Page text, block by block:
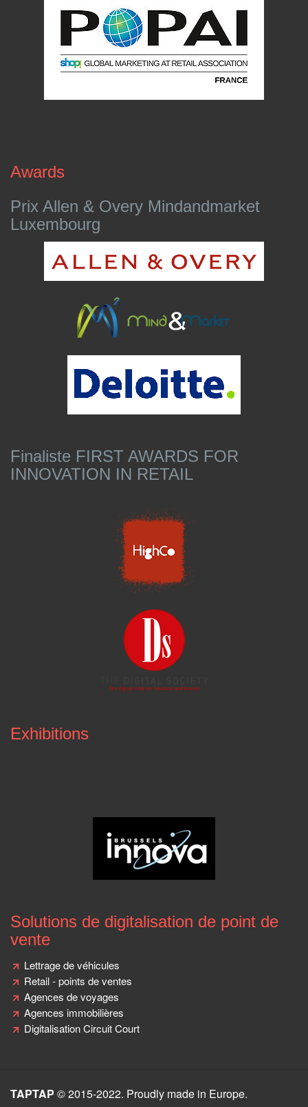
Awards
Prix Allen & Overy Mindandmarket
Luxembourg
Finaliste FIRST AWARDS FOR
INNOVATION IN RETAIL
Exhibitions
Solutions de digitalisation de point de
vente
Lettrage de véhicules
Retail - points de ventes
Agences de voyages
Agences immobilières
Digitalisation Circuit Court
TAPTAP © 2015-2022. Proudly made in Europe.